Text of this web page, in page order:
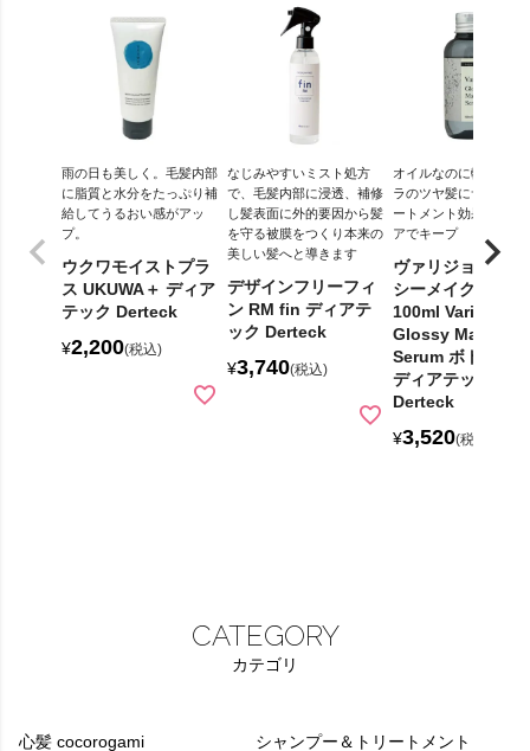
雨の日も美しく。毛髪内部
に脂質と水分をたっぷり補
給してうるおい感がアッ
プ。
ウクワモイストプラ
ス UKUWA＋ ディア
テック Derteck
¥2,200 税込
なじみやすいミスト処方
で、毛髪内部に浸透、補修
し髪表面に外的要因から髪
を守る被膜をつくり本来の
美しい髪へと導きます
デザインフリーフィ
ン RM fin ディアテ
ック Derteck
¥3,740 税込
オイルなのに軽くてサ
ラのツヤ髪にサロンの
ートメント効果をホー
アでキープ
ヴァリジョア グ
シーメイクセラム
100ml Varijoie
Glossy Make
Serum ボトルタ
ディアテック
Derteck
¥3,520 税込
CATEGORY
カテゴリ
心髪 cocorogami シャンプー＆トリートメント